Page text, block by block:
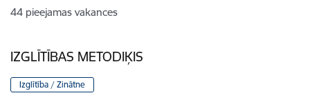
44 pieejamas vakances
IZGLĪTĪBAS METODIĶIS
Izglītība / Zinātne